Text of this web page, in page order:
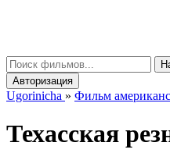
Авторизация
Ugorinicha » Фильм
Техасская